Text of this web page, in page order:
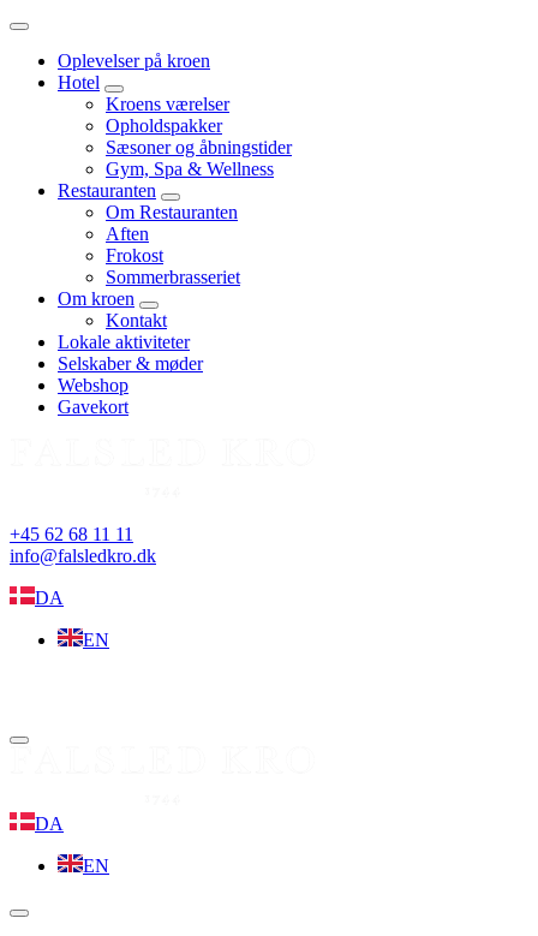
Menu
Oplevelser på kroen
Hotel
expand
child
menu
Kroens værelser
Opholdspakker
Sæsoner og åbningstider
Gym, Spa & Wellness
Restauranten
expand
child
Om Restauranten
Aften
Frokost
Sommerbrasseriet
Om kroen
expand
child
menu
Kontakt
Lokale aktiviteter
Selskaber & møder
Webshop
Gavekort
+45 62 68 11 11
info@falsledkro.dk
DA
EN
Menu
DA
EN
Menu